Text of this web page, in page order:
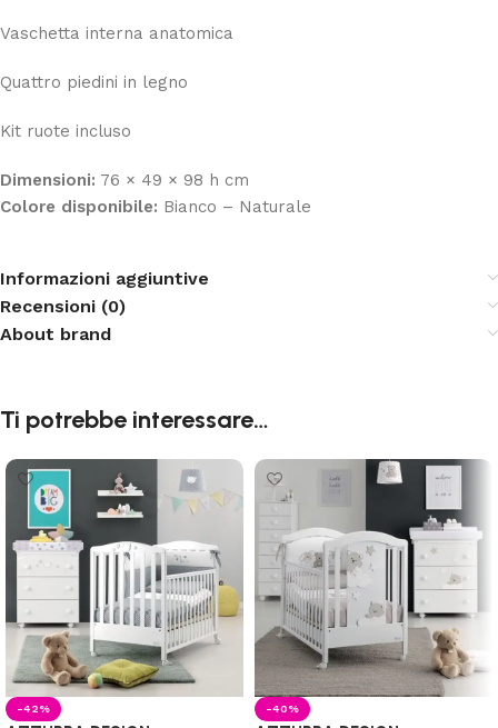
Vaschetta interna anatomica
Quattro piedini in legno
Kit ruote incluso
Dimensioni: 76 × 49 × 98 h cm
Colore disponibile: Bianco – Naturale
Informazioni aggiuntive
Recensioni (0)
About brand
Ti potrebbe interessare…
-42% -40%